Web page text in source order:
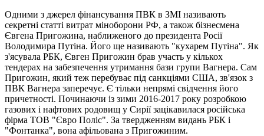
Одними з джерел фінансування ПВК в ЗМІ називають
секретні статті витрат міноборони РФ, а також бізнесмена
Євгена Пригожина, наближеного до президента Росії
Володимира Путіна. Його ще називають "кухарем Путіна". Як
з'ясувала РБК, Євген Пригожин брав участь у кількох
тендерах на забезпечення утримання бази групи Вагнера. Сам
Пригожин, який теж перебуває під санкціями США, зв'язок з
ПВК Вагнера заперечує. Є тільки непрямі свідчення його
причетності. Починаючи із зими 2016-2017 року розробкою
газових і нафтових родовищ у Сирії зацікавилася російська
фірма ТОВ "Євро Поліс". За твердженням видань РБК і
"Фонтанка", вона афільована з Пригожиним.